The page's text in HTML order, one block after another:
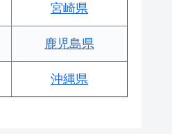
宮崎県
鹿児島県
沖縄県